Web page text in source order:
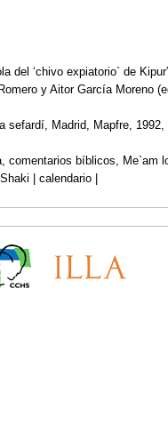
del ‘chivo expiatorio` de
y Aitor García Moreno
sefardí, Madrid, Mapfre,
bíblicos, Me`am
| calendario |